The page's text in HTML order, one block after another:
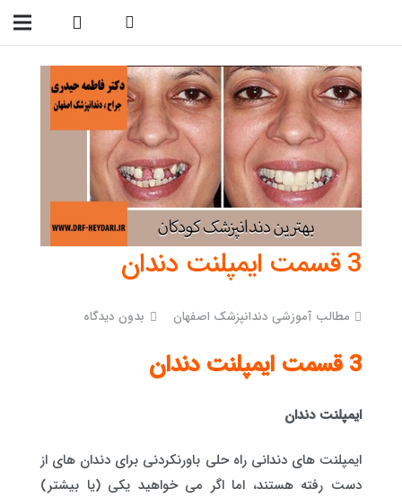
3 قسمت ایمپلنت دندان
مطالب آموزشی دندانپزشک اصفهان بدون دیدگاه
3 قسمت ایمپلنت دندان
ایمپلنت دندان
ایمپلنت های دندانی راه حلی باورنکردنی برای دندان های از
دست رفته هستند، اما اگر می خواهید یکی (یا بیشتر)